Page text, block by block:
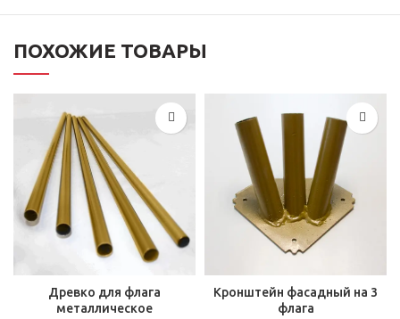
ПОХОЖИЕ ТОВАРЫ
Древко для флага
металлическое
Кронштейн фасадный на 3
флага